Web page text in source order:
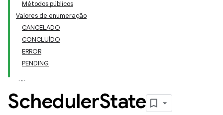
Métodos públicos
Valores de enumeração
CANCELADO
CONCLUÍDO
ERROR
PENDING
SchedulerState